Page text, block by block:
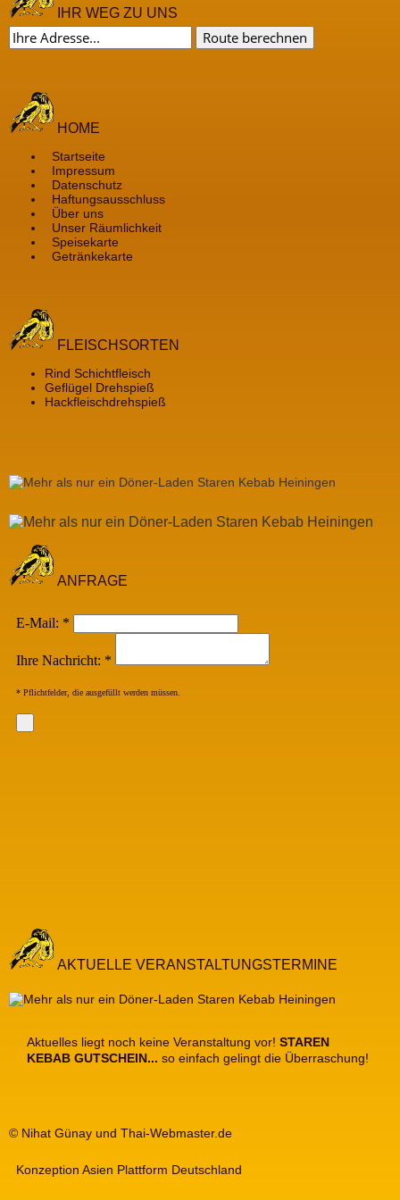
IHR WEG ZU UNS
HOME
Startseite
Impressum
Datenschutz
Haftungsausschluss
Über uns
Unser Räumlichkeit
Speisekarte
Getränkekarte
FLEISCHSORTEN
Rind Schichtfleisch
Geflügel Drehspieß
Hackfleischdrehspieß
ANFRAGE
AKTUELLE VERANSTALTUNGSTERMINE
Aktuelles liegt noch keine Veranstaltung vor! STAREN
KEBAB GUTSCHEIN... so einfach gelingt die Überraschung!
© Nihat Günay und Thai-Webmaster.de
Konzeption Asien Plattform Deutschland